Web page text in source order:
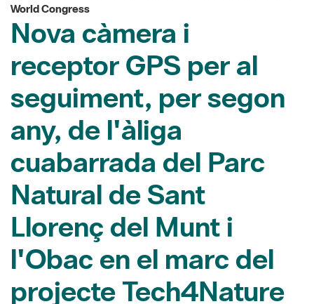
World Congress
Nova càmera i
receptor GPS per al
seguiment, per segon
any, de l'àliga
cuabarrada del Parc
Natural de Sant
Llorenç del Munt i
l'Obac en el marc del
projecte Tech4Nature